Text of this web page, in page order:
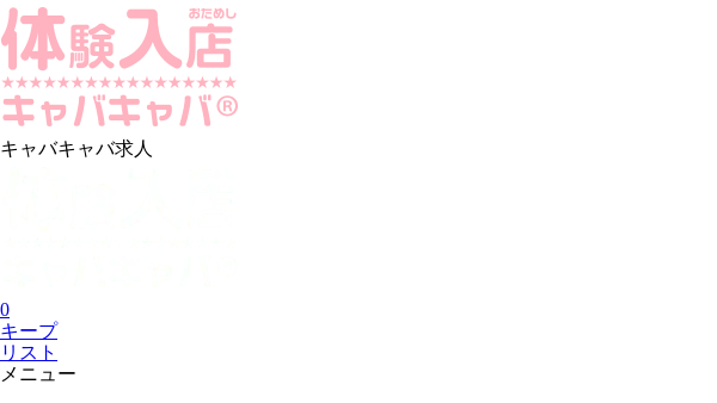
キャバキャバ求人
0
キープ
リスト
メニュー